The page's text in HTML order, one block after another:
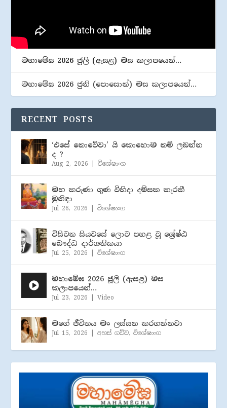
මහාමේඝ 2026 ජූලි (​ඇසළ) මස කලාපයෙන්…
මහාමේඝ 2026 ජුනි (​පොසොන්) මස කලාපයෙන්…
RECENT POSTS
‘එසේ නොවේවා’ යි කොහොම නම් ලබන්න
ද ?
Aug 2, 2026 |විශේෂාංග
මහ කරුණා ගුණ විහිදා දම්සක කැරකී
මුනිඳා
Jul 26, 2026 |විශේෂාංග
විසිවන සියවසේ ලොව පහළ වූ ශ්‍රේෂ්ඨ
බෞද්ධ දාර්ශනිකයා
Jul 25, 2026 |විශේෂාංග
මහාමේඝ 2026 ජූලි (​ඇසළ) මස
කලාපයෙන්…
Jul 23, 2026 |Video
මගේ ජීවිතය මං ලස්සන කරගන්නවා
Jul 15, 2026 |අහස් ගව්ව,විශේෂාංග